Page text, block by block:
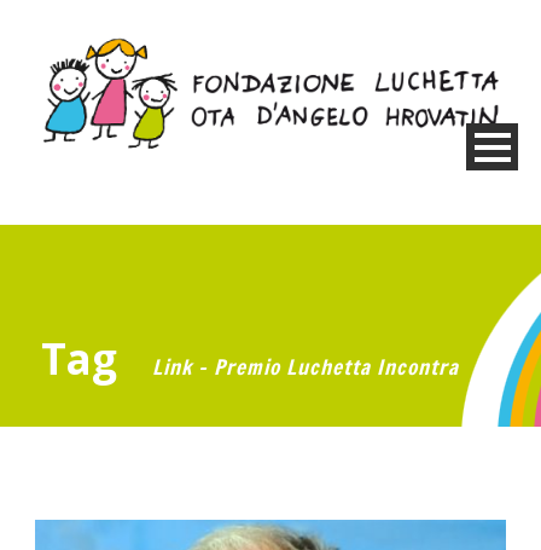
Tag Link – Premio Luchetta Incontra